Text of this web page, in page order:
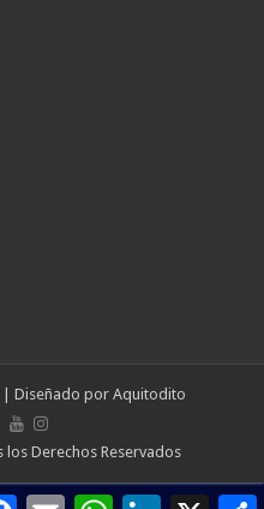
| Diseñado por Aquitodito
Derechos Reservados
FacebookEmail WhatsAppLinkedIn